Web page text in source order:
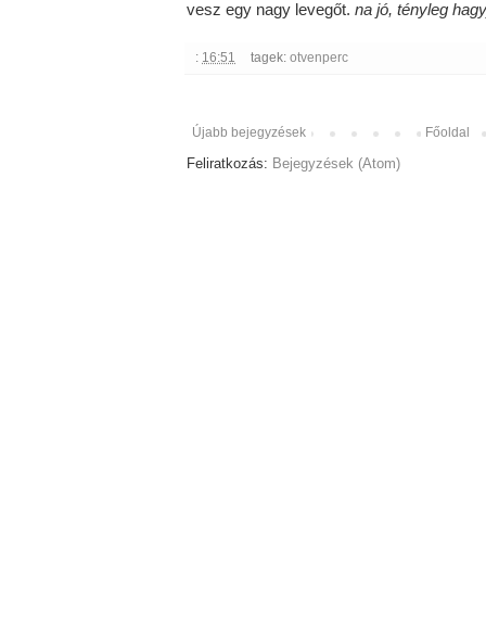
vesz egy nagy levegőt. na jó, tényleg
: 16:51 tagek: otvenperc
Újabb bejegyzések Főoldal
Feliratkozás: Bejegyzések (Atom)